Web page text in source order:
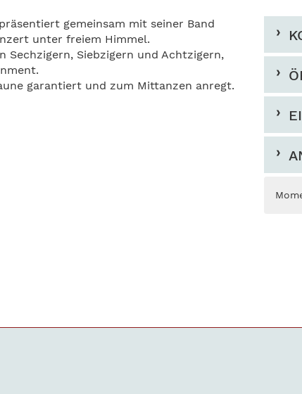
gemeinsam mit seiner Band
unter freiem Himmel.
Sechzigern, Siebzigern und Achtzigern,
garantiert und zum Mittanzen anregt.